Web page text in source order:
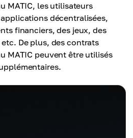
MATIC, les utilisateurs
décentralisées,
financiers, des jeux, des
De plus, des contrats
MATIC peuvent être utilisés